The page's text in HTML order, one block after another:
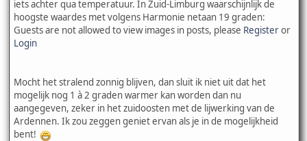
iets achter qua temperatuur. In Zuid-Limburg waarschijnlijk de
hoogste waardes met volgens Harmonie netaan 19 graden:
Guests are not allowed to view images in posts, please Registeror
Login
Mocht het stralend zonnig blijven, dan sluit ik niet uit dat het
mogelijk nog 1 à 2 graden warmer kan worden dan nu
aangegeven, zeker in het zuidoosten met de lijwerking van de
Ardennen. Ik zou zeggen geniet ervan als je in de mogelijkheid
bent!